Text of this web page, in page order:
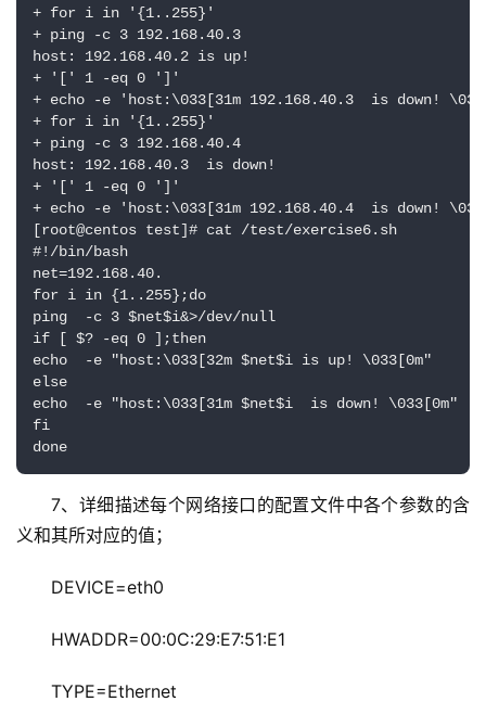
+ for i in '{1..255}'
+ ping -c 3 192.168.40.3
host: 192.168.40.2 is up!
+ '[' 1 -eq 0 ']'
+ echo -e 'host:\033[31m 192.168.40.3  is down!
+ for i in '{1..255}'
+ ping -c 3 192.168.40.4
host: 192.168.40.3  is down!
+ '[' 1 -eq 0 ']'
+ echo -e 'host:\033[31m 192.168.40.4  is down!
[root@centos test]# cat /test/exercise6.sh
#!/bin/bash
net=192.168.40.
for i in {1..255};do
ping  -c 3 $net$i&>/dev/null
if [ $? -eq 0 ];then
echo  -e "host:\033[32m $net$i is up! \033[0m"
else
echo  -e "host:\033[31m $net$i  is down! \033[0m"
fi
done
7、详细描述每个网络接口的配置文件中各个参数的含
义和其所对应的值；
DEVICE=eth0
HWADDR=00:0C:29:E7:51:E1
TYPE=Ethernet